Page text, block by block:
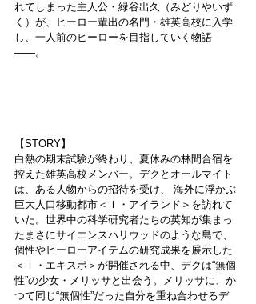
れてしまった主人公・緑谷出久（みどりやいず
く）が、ヒーロー輩出の名門・雄英高校に入学
し、一人前のヒーローを目指していく物語
——。
【STORY】
白熱の期末試験が終わり、夏休みの林間合宿を
控えた雄英高校メンバー。デクとオールマイト
は、ある人物からの招待を受け、 海外に浮かぶ
巨大人口移動都市＜Ｉ・アイランド＞を訪れて
いた。世界中の科学研究者たちの英知が集まっ
たまさにサイエンスハリウッドのような島で、
個性やヒーローアイテムの研究成果を展示した
＜Ｉ・エキスポ＞が開催される中、デクは“無個
性”の少女・メリッサと出会う。メリッサに、か
つて同じ“無個性”だった自分を重ね合わせるデ